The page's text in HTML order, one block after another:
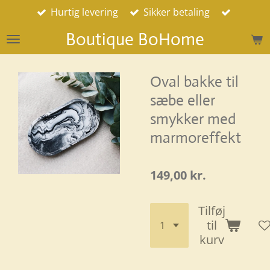
hovedindholdBoutique BoHome
Hurtig levering Sikker betaling
Oval bakke til
sæbe eller
smykker med
marmoreffekt
149,00 kr.
Tilføj
til
kurv